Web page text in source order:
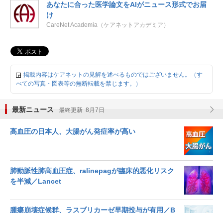
あなたに合った医学論文をAIがニュース形式でお届
け
CareNet Academia（ケアネットアカデミア）
掲載内容はケアネットの見解を述べるものではございません。（す
べての写真・図表等の無断転載を禁じます。）
最新ニュース 最終更新 8月7日
高血圧の日本人、大腸がん発症率が高い
肺動脈性肺高血圧症、ralinepagが臨床的悪化リスク
を半減／Lancet
腫瘍崩壊症候群、ラスブリカーゼ早期投与が有用／B